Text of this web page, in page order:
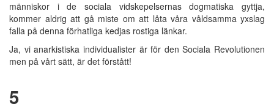
människor i de sociala vidskepelsernas dogmatiska gyttja,
kommer aldrig att gå miste om att låta våra våldsamma yxslag
falla på denna förhatliga kedjas rostiga länkar.
Ja, vi anarkistiska individualister är för den Sociala Revolutionen
men på vårt sätt, är det förstått!
5